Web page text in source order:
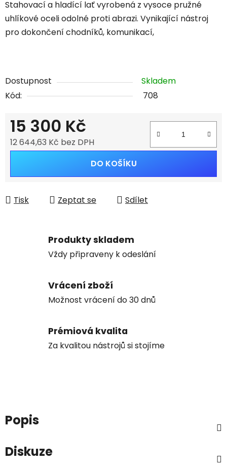
Stahovací a hladící lať vyrobená z vysoce pružné
uhlíkové oceli odolné proti abrazi. Vynikající nástroj
pro dokončení chodníků, komunikací,
Dostupnost
Skladem
Kód:
708
15 300 Kč
12 644,63 Kč bez DPH
DO KOŠÍKU
Tisk Zeptat se Sdílet
Produkty skladem
Vždy připraveny k odeslání
Vrácení zboží
Možnost vrácení do 30 dnů
Prémiová kvalita
Za kvalitou nástrojů si stojíme
Popis
Diskuze